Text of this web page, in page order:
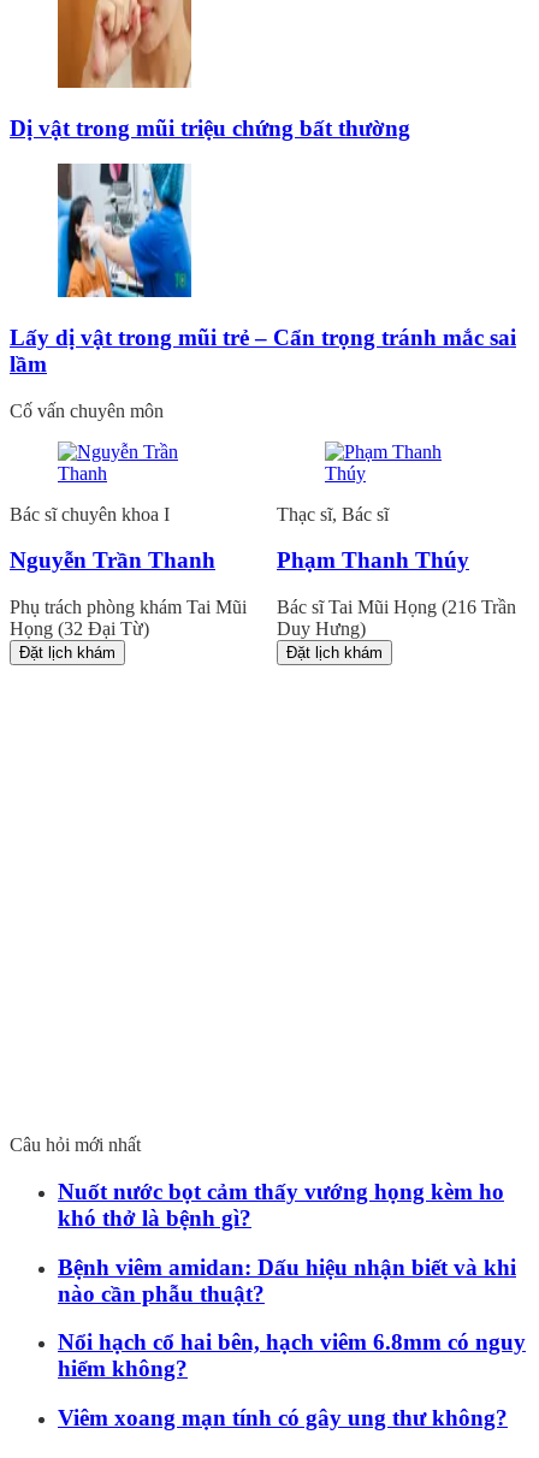
Dị vật trong mũi triệu chứng bất thường
Lấy dị vật trong mũi trẻ – Cẩn trọng tránh mắc sai
lầm
Cố vấn chuyên môn
Bác sĩ chuyên khoa I
Nguyễn Trần Thanh
Phụ trách phòng khám Tai Mũi
Họng (32 Đại Từ)
Đặt lịch khám
Thạc sĩ, Bác sĩ
Phạm Thanh Thúy
Bác sĩ Tai Mũi Họng (216 Trần
Duy Hưng)
Đặt lịch khám
Câu hỏi mới nhất
Nuốt nước bọt cảm thấy vướng họng kèm ho
khó thở là bệnh gì?
Bệnh viêm amidan: Dấu hiệu nhận biết và khi
nào cần phẫu thuật?
Nổi hạch cổ hai bên, hạch viêm 6.8mm có nguy
hiểm không?
Viêm xoang mạn tính có gây ung thư không?